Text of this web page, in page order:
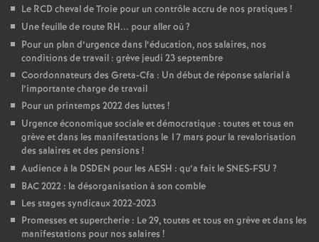
Le RCD cheval de Troie pour un contrôle accru de nos pratiques !
Une feuille de route RH... pour aller où?
Pour un plan d’urgence dans l’éducation, nos salaires, nos
conditions de travail : grève jeudi 23 septembre
Coordonnateurs des Greta-Cfa : Un début de réponse salarial à
l’importante charge de travail
Pour un printemps 2022 des luttes !
Urgence économique sociale et démocratique : toutes et tous en
grève et dans les manifestations le 17 mars pour la revalorisation
des salaires et des pensions !
Audience à la DSDEN pour les AESH : qu’a fait le SNES-FSU ?
BAC 2022 : la désorganisation à son comble
Les stages syndicaux 2022-2023
Promesses et supercherie : Le 29, toutes et tous en grève et dans les
manifestations pour nos salaires !